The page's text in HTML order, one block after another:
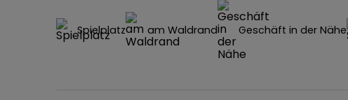
Spielplatz am Waldrand Geschäft in der Nähe